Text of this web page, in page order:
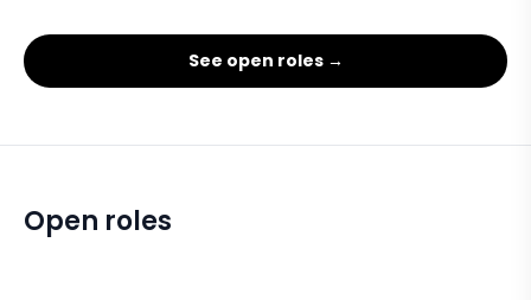
See open roles →
Open roles